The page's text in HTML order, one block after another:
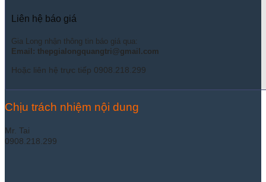
Liên hệ báo giá
Gia Long nhận thông tin báo giá qua:
Email: thepgialongquangtri@gmail.com
Hoặc liên hệ trực tiếp 0908.218.299
Chịu trách nhiệm nội dung
Mr. Tai
0908.218.299